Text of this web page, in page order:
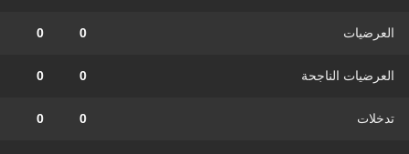
العرضيات 0
0
العرضيات الناجحة 0
0
تدخلات 0
0